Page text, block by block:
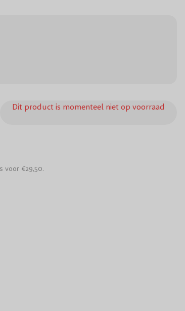
Dit product is momenteel niet op voorraad
voor €29,50.